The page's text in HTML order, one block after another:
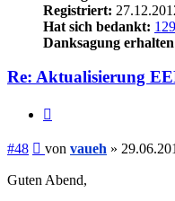
Registriert:
Hat sich bedankt:
Danksagung
Re: Aktualisierung
#48 Beitrag
von vaueh »
Guten Abend,